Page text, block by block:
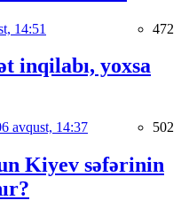
14:51 472
inqilabı, yoxsa
avqust, 14:37 502
Kiyev səfərinin